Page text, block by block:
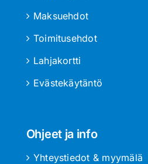
Maksuehdot
Toimitusehdot
Lahjakortti
Evästekäytäntö
Ohjeet ja info
Yhteystiedot & myymälä